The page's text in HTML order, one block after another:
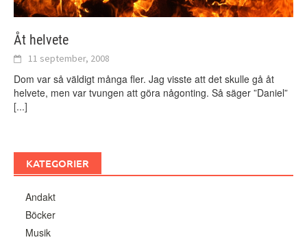
Åt helvete
11 september, 2008
Dom var så väldigt många fler. Jag visste att det skulle gå åt
helvete, men var tvungen att göra någonting. Så säger ”Daniel”
[...]
KATEGORIER
Andakt
Böcker
Musik